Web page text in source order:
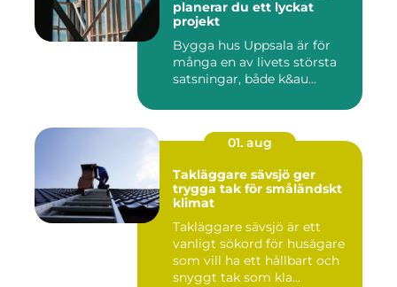
planerar du ett lyckat
projekt
Bygga hus Uppsala är för
många en av livets största
satsningar, både k&au...
01. aug
Takläggare sävsjö ger
trygga tak för småländskt
klimat
Takläggare sävsjö är ett
vanligt sökord för husägare
som vill ha ett hållbart och
snyggt tak som kla...